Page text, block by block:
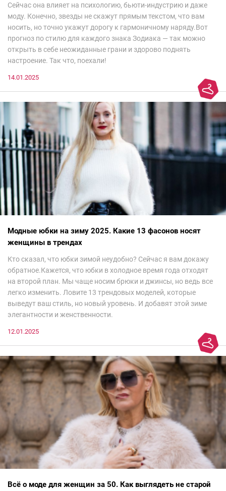
Сейчас она влияет на психологию, бьюти-индустрию и даже
моду. Конечно, звезды не скажут прямым текстом, что вам
носить, но точно укажут дорогу к гармоничному наряду.Вот
прогноз по стилю для каждого знака Зодиака — так можно
открыть в себе неожиданные грани и здорово поднять
настроение. Так что, поехали!
14.01.2025
Модные юбки на зиму 2025. Какие 13 фасонов носят
женщины в трендах
Кто сказал, что юбки зимой неудобно? Сейчас я вам докажу
обратное.Кажется, что юбки в холодное время года отходят
на второй план. Мы чаще носим брюки и джинсы, но ведь все
легко изменить. Ловите 13 трендовых моделей, которые
выведут ваш стиль, но новый уровень. И добавят этой зиме
элегантности и женственности.
12.01.2025
Всё о моде для женщин за 50. Как выглядеть не старой